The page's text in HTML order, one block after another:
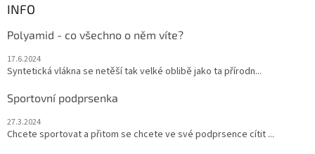
INFO
Polyamid - co všechno o něm víte?
17.6.2024
Syntetická vlákna se netěší tak velké oblibě jako ta přírodn...
Sportovní podprsenka
27.3.2024
Chcete sportovat a přitom se chcete ve své podprsence cítit ...